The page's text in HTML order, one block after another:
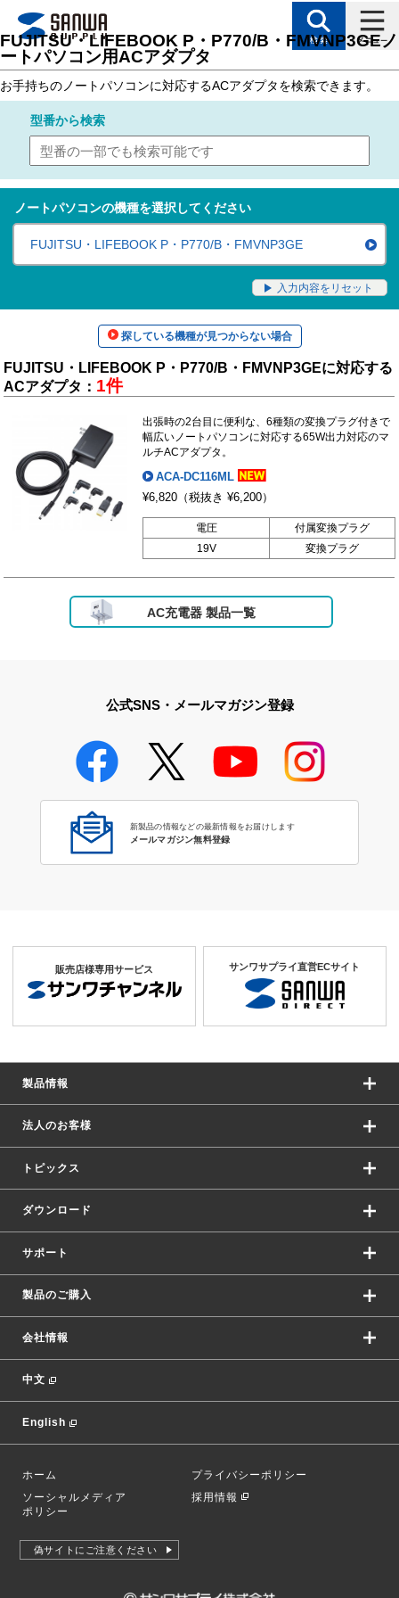
トップページ>サポート > ノートパソコン用
FUJITSU・LIFEBOOK P・P770/B・FMVNP3GEノ
ートパソコン用ACアダプタ
お手持ちのノートパソコンに対応するACアダプタを検索できます。
型番から検索
ノートパソコンの機種を選択してください
FUJITSU・LIFEBOOK P・P770/B・FMVNP3GE
入力内容をリセット
探している機種が見つからない場合
FUJITSU・LIFEBOOK P・P770/B・FMVNP3GEに対応する
ACアダプタ： 1件
出張時の2台目に便利な、6種類の変換プラグ付きで
幅広いノートパソコンに対応する65W出力対応のマ
ルチACアダプタ。
ACA-DC116ML
¥6,820 （税抜き ¥6,200）
電圧
付属変換プラグ
19V
変換プラグ
AC充電器 製品一覧
公式SNS・メールマガジン登録
新製品の情報などの最新情報をお届けします
メールマガジン無料登録
販売店様専用サービス サンワサプライ直営ECサイト
製品情報
法人のお客様
トピックス
ダウンロード
サポート
製品のご購入
会社情報
中文
English
ホーム プライバシーポリシー
ソーシャルメディア
ポリシー
採用情報
偽サイトにご注意ください